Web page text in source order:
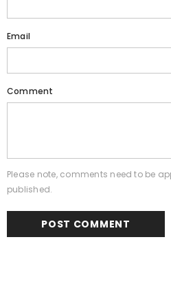
Email
Comment
Please note, comments need to be
published.